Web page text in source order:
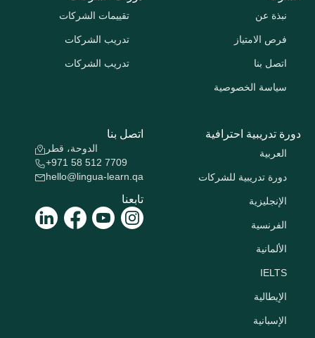
نبذة عن
فرص الامتياز
اتصل بنا
سياسة الخصوصية
تقييمات الشركات
تدريب الشركات
تدريب الشركات
دورة تدريبية احترافية
العربية
دورة تدريبية للشركات
الإنجليزية
الفرنسية
الألمانية
IELTS
الإيطالية
الإسبانية
اتصل بنا
الدوحة، قطر
+971 58 512 7709
hello@lingua-learn.qa
تابعنا